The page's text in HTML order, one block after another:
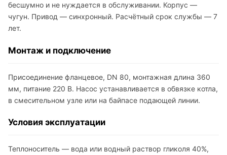
бесшумно и не нуждается в обслуживании. Корпус —
чугун. Привод — синхронный. Расчётный срок службы — 7
лет.
Монтаж и подключение
Присоединение фланцевое, DN 80, монтажная длина 360
мм, питание 220 В. Насос устанавливается в обвязке котла,
в смесительном узле или на байпасе подающей линии.
Условия эксплуатации
Теплоноситель — вода или водный раствор гликоля 40%,